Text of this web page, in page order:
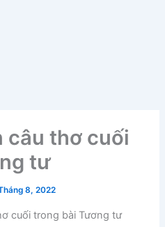
câu thơ cuối
tư
8, 2022
cuối trong bài Tương tư